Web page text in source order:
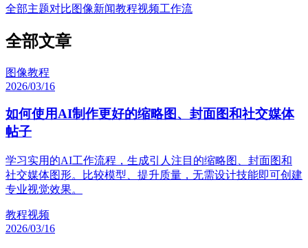
全部主题对比图像新闻教程视频工作流
全部文章
图像教程
2026/03/16
如何使用AI制作更好的缩略图、封面图和社交媒体
帖子
学习实用的AI工作流程，生成引人注目的缩略图、封面图和
社交媒体图形。比较模型、提升质量，无需设计技能即可创建
专业视觉效果。
教程视频
2026/03/16